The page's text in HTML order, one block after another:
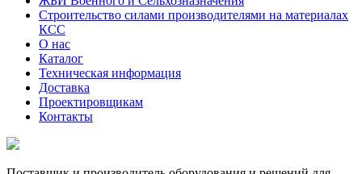
Строительство силами производителями на материалах
КСС
О нас
Каталог
Техническая информация
Доставка
Проектировщикам
Контакты